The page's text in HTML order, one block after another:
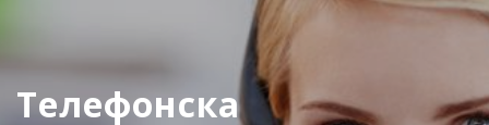
Телефонска